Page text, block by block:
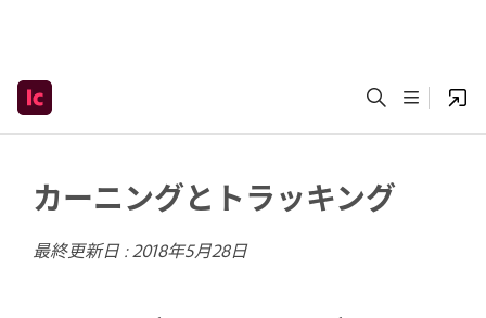
カーニングとトラッキング
最終更新日 :2018年5月28日